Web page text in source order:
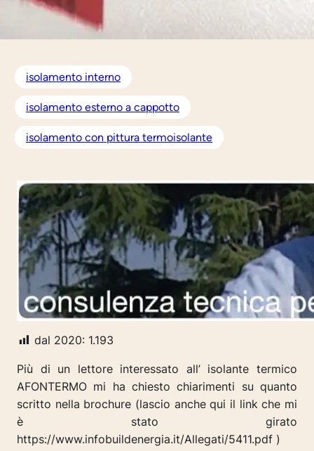
isolamento interno
isolamento esterno a cappotto
isolamento con pittura termoisolante
dal 2020: 1.193
Più di un lettore interessato all’ isolante termico
AFONTERMO mi ha chiesto chiarimenti su quanto
scritto nella brochure (lascio anche qui il link che mi
è stato girato
https://www.infobuildenergia.it/Allegati/5411.pdf )